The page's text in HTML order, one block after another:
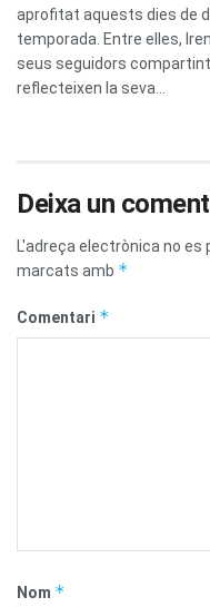
aprofitat aquests dies de
temporada. Entre elles,
seus seguidors
reflecteixen la seva...
Deixa un
L'adreça electrònica no es
marcats amb *
Comentari *
Nom *